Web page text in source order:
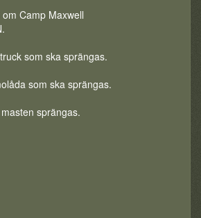
Camp Maxwell
som ska sprängas.
som ska sprängas.
sprängas.